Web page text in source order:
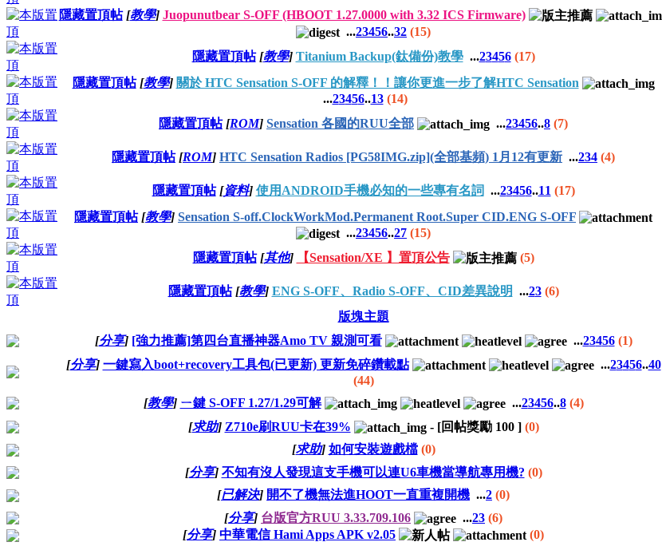
隱藏置頂帖 [教學] Juopunutbear S-OFF (HBOOT 1.27.0000 with 3.32 ICS Firmware)
...23456..32 (15)
隱藏置頂帖 [教學] Titanium Backup(鈦備份)教學 ...23456 (17)
隱藏置頂帖 [教學] 關於 HTC Sensation S-OFF 的解釋！！讓你更進一步了解HTC Sensation
...23456..13 (14)
隱藏置頂帖 [ROM] Sensation 各國的RUU全部 ...23456..8 (7)
隱藏置頂帖 [ROM] HTC Sensation Radios [PG58IMG.zip](全部基頻) 1月12有更新 ...234 (4)
隱藏置頂帖 [資料] 使用ANDROID手機必知的一些專有名詞 ...23456..11 (17)
隱藏置頂帖 [教學] Sensation S-off.ClockWorkMod.Permanent Root.Super CID.ENG S-OFF
...23456..27 (15)
隱藏置頂帖 [其他] 【Sensation/XE 】置頂公告 (5)
隱藏置頂帖 [教學] ENG S-OFF、Radio S-OFF、CID差異說明 ...23 (6)
版塊主題
[分享] [強力推薦]第四台直播神器Amo TV 親測可看 ...23456 (1)
[分享] 一鍵寫入boot+recovery工具包(已更新) 更新免碎鑽載點 ...23456..40
(44)
[教學] ㄧ鍵 S-OFF 1.27/1.29可解 ...23456..8 (4)
[求助] Z710e刷RUU卡在39% - [回帖獎勵 100] (0)
[求助] 如何安裝遊戲檔 (0)
[分享] 不知有沒人發現這支手機可以連U6車機當導航專用機? (0)
[已解決] 開不了機無法進HOOT一直重複開機 ...2 (0)
[分享] 台版官方RUU 3.33.709.106 ...23 (6)
[分享] 中華電信 Hami Apps APK v2.05 (0)